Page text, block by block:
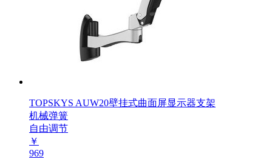
TOPSKYS AUW20壁挂式曲面屏显示器支架
机械弹簧
自由调节
￥
969